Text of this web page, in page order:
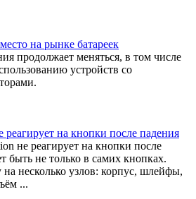
на рынке батареек
продолжает меняться, в том числе
устройств со
на кнопки после падения
не реагирует на кнопки после
быть не только в самих кнопках.
на несколько узлов: корпус, шлейфы,
...